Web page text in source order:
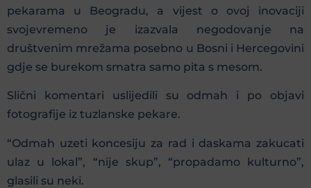
pekarama u Beogradu, a vijest o ovoj inovaciji
svojevremeno je izazvala negodovanje na
društvenim mrežama posebno u Bosni i Hercegovini
gdje se burekom smatra samo pita s mesom.
Slični komentari uslijedili su odmah i po objavi
fotografije iz tuzlanske pekare.
“Odmah uzeti koncesiju za rad i daskama zakucati
ulaz u lokal”, “nije skup”, “propadamo kulturno”,
glasili su neki.